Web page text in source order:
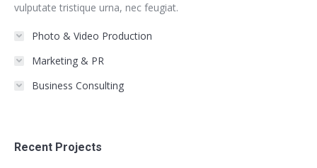
vulputate tristique urna, nec feugiat.
Photo & Video Production
Marketing & PR
Business Consulting
Recent Projects